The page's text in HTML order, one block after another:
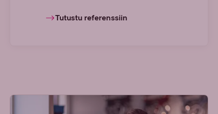
Tutustu referenssiin